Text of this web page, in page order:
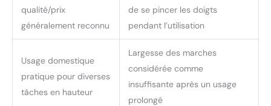
qualité/prix
généralement reconnu
de se pincer les doigts
pendant l’utilisation
Usage domestique
pratique pour diverses
tâches en hauteur
Largesse des marches
considérée comme
insuffisante après un usage
prolongé